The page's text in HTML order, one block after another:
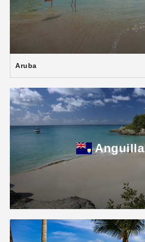
Aruba
Anguilla